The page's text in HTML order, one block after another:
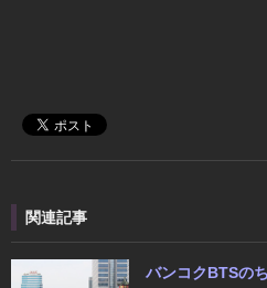
関連記事
バンコクBTSの